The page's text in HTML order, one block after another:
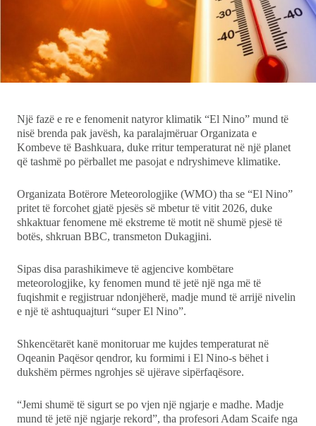
Kulturë
Showbiz
Ekonomi
Teknologji
Udhëtime
DuVideo
Një fazë e re e fenomenit natyror klimatik “El Nino” mund të
nisë brenda pak javësh, ka paralajmëruar Organizata e
Kombeve të Bashkuara, duke rritur temperaturat në një planet
që tashmë po përballet me pasojat e ndryshimeve klimatike.
Organizata Botërore Meteorologjike (WMO) tha se “El Nino”
pritet të forcohet gjatë pjesës së mbetur të vitit 2026, duke
shkaktuar fenomene më ekstreme të motit në shumë pjesë të
botës, shkruan BBC, transmeton Dukagjini.
Sipas disa parashikimeve të agjencive kombëtare
meteorologjike, ky fenomen mund të jetë një nga më të
fuqishmit e regjistruar ndonjëherë, madje mund të arrijë nivelin
e një të ashtuquajturi “super El Nino”.
Shkencëtarët kanë monitoruar me kujdes temperaturat në
Oqeanin Paqësor qendror, ku formimi i El Nino-s bëhet i
dukshëm përmes ngrohjes së ujërave sipërfaqësore.
“Jemi shumë të sigurt se po vjen një ngjarje e madhe. Madje
mund të jetë një ngjarje rekord”, tha profesori Adam Scaife nga